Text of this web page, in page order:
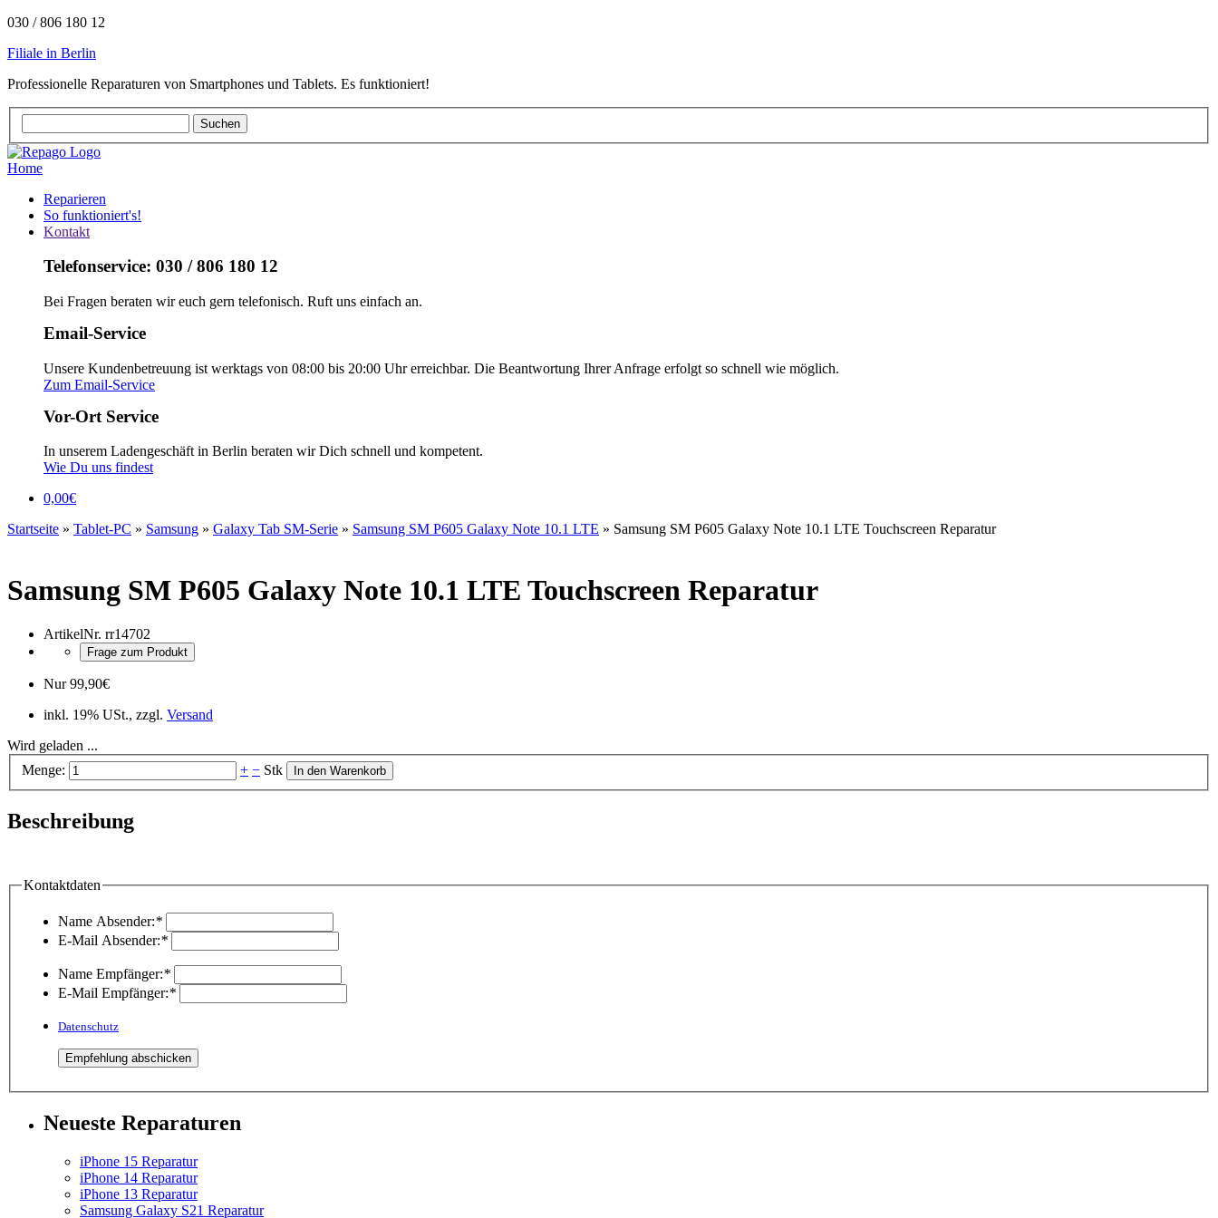
030 / 806 180 12
Filiale in Berlin
Professionelle Reparaturen von Smartphones und Tablets. Es funktioniert!
Home
Reparieren
So funktioniert's!
Kontakt
Telefonservice: 030 / 806 180 12
Bei Fragen beraten wir euch gern telefonisch. Ruft uns einfach an.
Email-Service
Unsere Kundenbetreuung ist werktags von 08:00 bis 20:00 Uhr erreichbar. Die Beantwortung Ihrer Anfrage erfolgt so schnell wie möglich.
Zum Email-Service
Vor-Ort Service
In unserem Ladengeschäft in Berlin beraten wir Dich schnell und kompetent.
Wie Du uns findest
0,00€
Startseite » Tablet-PC » Samsung » Galaxy Tab SM-Serie » Samsung SM P605 Galaxy Note 10.1 LTE » Samsung SM P605 Galaxy Note 10.1 LTE Touchscreen Reparatur
Samsung SM P605 Galaxy Note 10.1 LTE Touchscreen Reparatur
ArtikelNr. rr14702
Frage zum Produkt
Nur99,90€
inkl. 19% USt., zzgl. Versand
Wird geladen ...
Menge:
+ − Stk In den Warenkorb
Beschreibung
Kontaktdaten
Name Absender:*
E-Mail Absender:*
Name Empfänger:*
E-Mail Empfänger:*
Datenschutz
Neueste Reparaturen
iPhone 15 Reparatur
iPhone 14 Reparatur
iPhone 13 Reparatur
Samsung Galaxy S21 Reparatur